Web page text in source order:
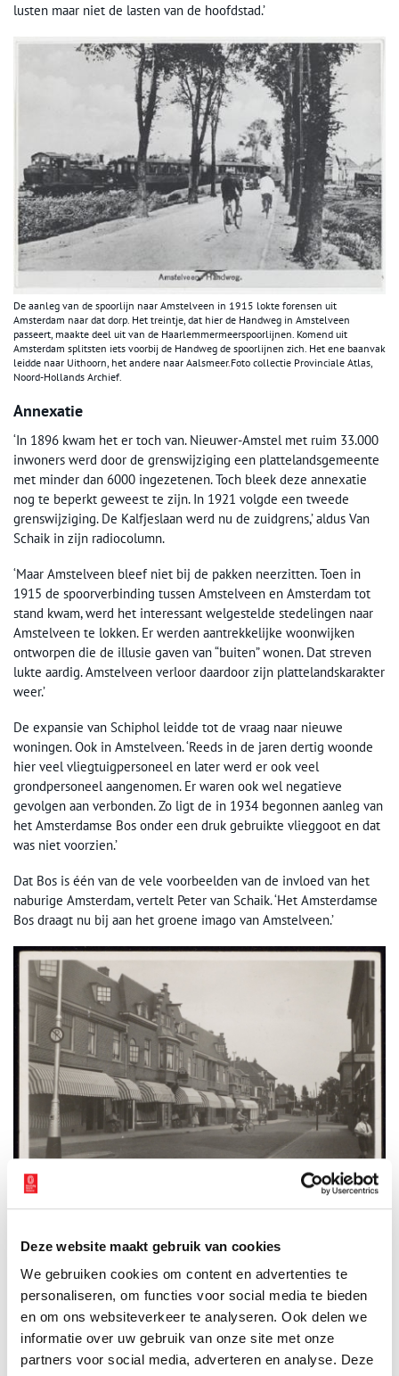
Deze website maakt gebruik van cookies
We gebruiken cookies om content en advertenties te
personaliseren, om functies voor social media te bieden
en om ons websiteverkeer te analyseren. Ook delen we
informatie over uw gebruik van onze site met onze
partners voor social media, adverteren en analyse. Deze
lusten maar niet de lasten van de hoofdstad.’
De aanleg van de spoorlijn naar Amstelveen in 1915 lokte forensen uit
Amsterdam naar dat dorp. Het treintje, dat hier de Handweg in Amstelveen
passeert, maakte deel uit van de Haarlemmermeerspoorlijnen. Komend uit
Amsterdam splitsten iets voorbij de Handweg de spoorlijnen zich. Het ene baanvak
leidde naar Uithoorn, het andere naar Aalsmeer.Foto collectie Provinciale Atlas,
Noord-Hollands Archief.
Annexatie
‘In 1896 kwam het er toch van. Nieuwer-Amstel met ruim 33.000
inwoners werd door de grenswijziging een plattelandsgemeente
met minder dan 6000 ingezetenen. Toch bleek deze annexatie
nog te beperkt geweest te zijn. In 1921 volgde een tweede
grenswijziging. De Kalfjeslaan werd nu de zuidgrens,’ aldus Van
Schaik in zijn radiocolumn.
‘Maar Amstelveen bleef niet bij de pakken neerzitten. Toen in
1915 de spoorverbinding tussen Amstelveen en Amsterdam tot
stand kwam, werd het interessant welgestelde stedelingen naar
Amstelveen te lokken. Er werden aantrekkelijke woonwijken
ontworpen die de illusie gaven van “buiten” wonen. Dat streven
lukte aardig. Amstelveen verloor daardoor zijn plattelandskarakter
weer.’
De expansie van Schiphol leidde tot de vraag naar nieuwe
woningen. Ook in Amstelveen. ‘Reeds in de jaren dertig woonde
hier veel vliegtuigpersoneel en later werd er ook veel
grondpersoneel aangenomen. Er waren ook wel negatieve
gevolgen aan verbonden. Zo ligt de in 1934 begonnen aanleg van
het Amsterdamse Bos onder een druk gebruikte vlieggoot en dat
was niet voorzien.’
Dat Bos is één van de vele voorbeelden van de invloed van het
naburige Amsterdam, vertelt Peter van Schaik. ‘Het Amsterdamse
Bos draagt nu bij aan het groene imago van Amstelveen.’
Stationsstraat, Amstelveen. Beeld: Noord-Hollands Archief.
Amstel
‘De Amstel vormt de ruggengraat van de zogenaamde Groene
Scheg. Het is een groene vinger tussen de Amstelveense
bebouwing en Amsterdam Zuidoost met mogelijkheden voor vele
vormen van openluchtrecreatie. Op mooie dagen wordt er druk
gebruik van gemaakt. Het illustreert eens te meer dat de stad en
het omringende platteland met elkaar verknoopt zijn. Daarom zijn